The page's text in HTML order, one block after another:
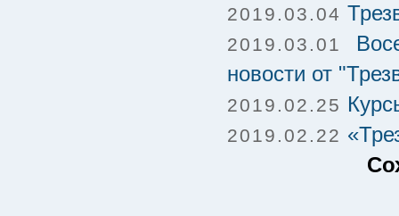
2019.03.04
2019.03.01
новости от
2019.02.25
2019.02.22